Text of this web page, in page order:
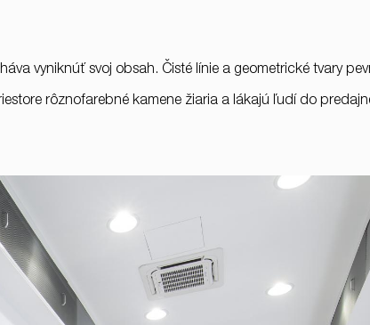
vyniknúť svoj obsah. Čisté línie a geometrické tvary
rôznofarebné kamene žiaria a lákajú ľudí do